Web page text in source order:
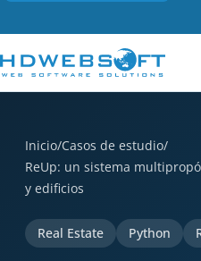
Inicio/Casos de estudio/
ReUp: un sistema
y edificios
Real Estate Python